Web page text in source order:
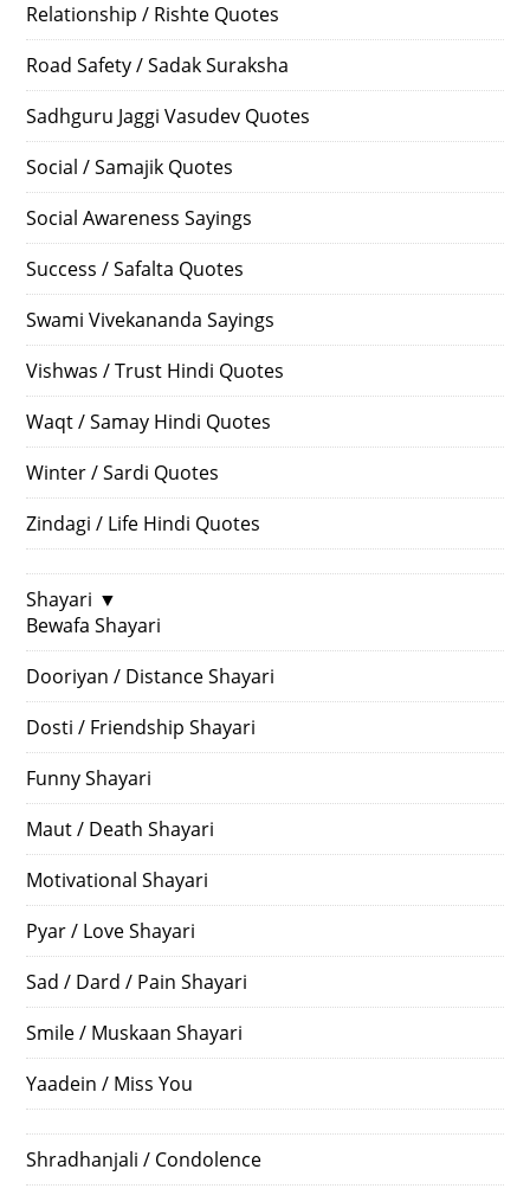
Relationship / Rishte Quotes
Road Safety / Sadak Suraksha
Sadhguru Jaggi Vasudev Quotes
Social / Samajik Quotes
Social Awareness Sayings
Success / Safalta Quotes
Swami Vivekananda Sayings
Vishwas / Trust Hindi Quotes
Waqt / Samay Hindi Quotes
Winter / Sardi Quotes
Zindagi / Life Hindi Quotes
Shayari ▼
Bewafa Shayari
Dooriyan / Distance Shayari
Dosti / Friendship Shayari
Funny Shayari
Maut / Death Shayari
Motivational Shayari
Pyar / Love Shayari
Sad / Dard / Pain Shayari
Smile / Muskaan Shayari
Yaadein / Miss You
Shradhanjali / Condolence